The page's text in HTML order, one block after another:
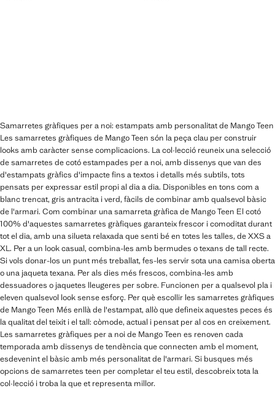
Samarretes gràfiques per a noi: estampats amb personalitat de Mango Teen
Les samarretes gràfiques de Mango Teen són la peça clau per construir
looks amb caràcter sense complicacions. La col·lecció reuneix una selecció
de samarretes de cotó estampades per a noi, amb dissenys que van des
d'estampats gràfics d'impacte fins a textos i detalls més subtils, tots
pensats per expressar estil propi al dia a dia. Disponibles en tons com a
blanc trencat, gris antracita i verd, fàcils de combinar amb qualsevol bàsic
de l'armari. Com combinar una samarreta gràfica de Mango Teen El cotó
100% d'aquestes samarretes gràfiques garanteix frescor i comoditat durant
tot el dia, amb una silueta relaxada que senti bé en totes les talles, de XXS a
XL. Per a un look casual, combina-les amb bermudes o texans de tall recte.
Si vols donar-los un punt més treballat, fes-les servir sota una camisa oberta
o una jaqueta texana. Per als dies més frescos, combina-les amb
dessuadores o jaquetes lleugeres per sobre. Funcionen per a qualsevol pla i
eleven qualsevol look sense esforç. Per què escollir les samarretes gràfiques
de Mango Teen Més enllà de l'estampat, allò que defineix aquestes peces és
la qualitat del teixit i el tall: còmode, actual i pensat per al cos en creixement.
Les samarretes gràfiques per a noi de Mango Teen es renoven cada
temporada amb dissenys de tendència que connecten amb el moment,
esdevenint el bàsic amb més personalitat de l'armari. Si busques més
opcions de samarretes teen per completar el teu estil, descobreix tota la
col·lecció i troba la que et representa millor.